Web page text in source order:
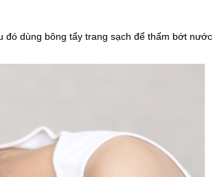
dùng bông tẩy trang sạch để thấm bớt nước